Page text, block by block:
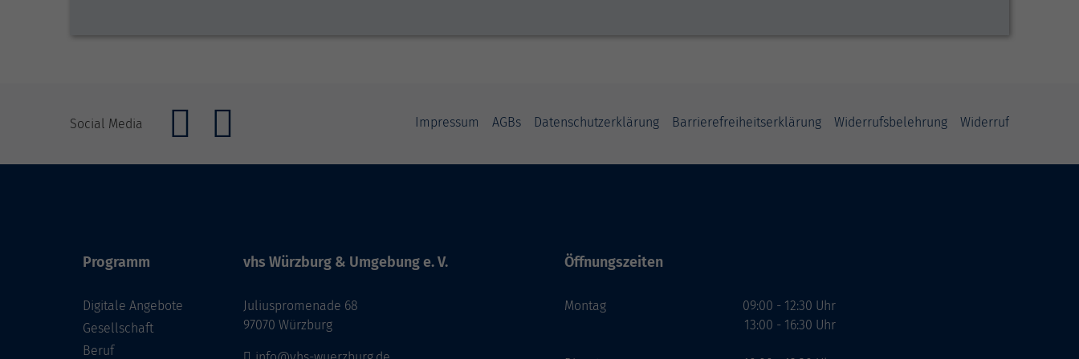
Social Media Impressum AGBs Datenschutzerklärung Barrierefreiheitserklärung Widerrufsbelehrung Widerruf
Programm
Digitale Angebote
Gesellschaft
Beruf
vhs Würzburg & Umgebung e. V.
Juliuspromenade 68
97070 Würzburg
Öffnungszeiten
Montag
09:00 - 12:30 Uhr
13:00 - 16:30 Uhr